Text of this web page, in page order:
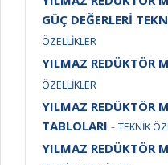
GÜÇ DEĞERLERİ
ÖZELLİKLER
YILMAZ REDÜKTÖR
ÖZELLİKLER
YILMAZ REDÜKTÖR
TABLOLARI - TEKNİK
YILMAZ REDÜKTÖR